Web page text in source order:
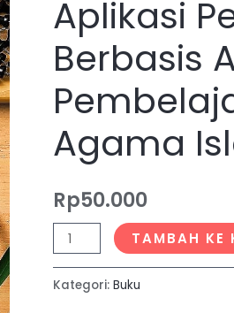
Aplikasi
Berbasis
Agama
Rp50.000
Aplikasi
Penilaian
Sikap
Android
dalam
Pembelajaran
Agama
Islam
TAMBAH KE
Kategori: Buku